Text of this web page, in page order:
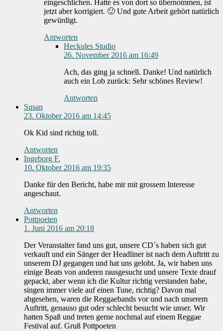
eingeschlichen. Hatte es von dort so übernommen, ist
jetzt aber korrigiert. 🙂 Und gute Arbeit gehört natürlich
gewürdigt.
Antworten
Heckules Studio
26. November 2016 am 16:49
Ach, das ging ja schnell. Danke! Und natürlich
auch ein Lob zurück: Sehr schönes Review!
Antworten
Susan
23. Oktober 2016 am 14:45
Ok Kid sind richtig toll.
Antworten
Ingeborg F.
10. Oktober 2016 am 19:35
Danke für den Bericht, habe mir mit grossem Interesse
angeschaut.
Antworten
Pottpoeten
1. Juni 2016 am 20:18
Der Veranstalter fand uns gut, unsere CD´s haben sich gut
verkauft und ein Sänger der Headliner ist nach dem Auftritt zu
unserem DJ gegangen und hat uns gelobt. Ja, wir haben uns
einige Beats von anderen rausgesucht und unsere Texte drauf
gepackt, aber wenn ich die Kultur richtig verstanden habe,
singen immer viele auf einen Tune, richtig? Davon mal
abgesehen, waren die Reggaebands vor und nach unserem
Auftritt, genauso gut oder schlecht besucht wie unser. Wir
hatten Spaß und treten gerne nochmal auf einem Reggae
Festival auf. Gruß Pottpoeten